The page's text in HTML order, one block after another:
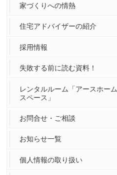
家づくりへの情熱
住宅アドバイザーの紹介
採用情報
失敗する前に読む資料！
レンタルルーム「アースホーム
スペース」
お問合せ・ご相談
お知らせ一覧
個人情報の取り扱い